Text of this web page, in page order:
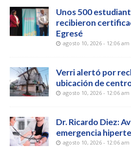
Unos 500
recibieron
Egresé
agosto 10, 2026 - 12:06 am
Verri alertó por
ubicación de
agosto 10, 2026 - 12:06 am
Dr. Ricardo Diez:
emergencia
agosto 10, 2026 - 12:06 am